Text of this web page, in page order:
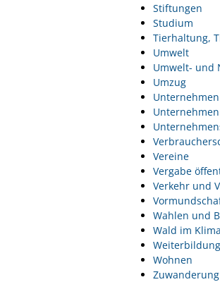
Stiftungen
Studium
Tierhaltung,
Umwelt
Umwelt- und
Umzug
Vereine
Vergabe
Verkehr und
Wahlen und
Wald im
Weiterbildung
Wohnen
Zuwanderung